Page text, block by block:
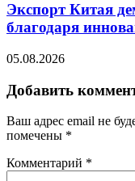
Экспорт Китая
благодаря
05.08.2026
Добавить
Ваш адрес email не
помечены *
Комментарий *